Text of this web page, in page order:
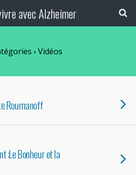
avec Alzheimer
› Vidéos
Roumanoff
:Le Bonheur et la